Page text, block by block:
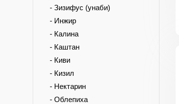
- Зизифус (унаби)
- Инжир
- Калина
- Каштан
- Киви
- Кизил
- Нектарин
- Облепиха